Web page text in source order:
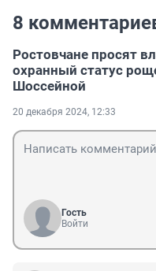
8
Ростовчане просят
охранный статус
Шоссейной
20 декабря 2024, 12:33
Гость
Войти